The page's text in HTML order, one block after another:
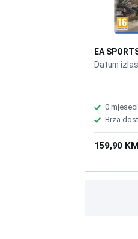
EA
/PS5
Datum
0
Brza
159,90 KM